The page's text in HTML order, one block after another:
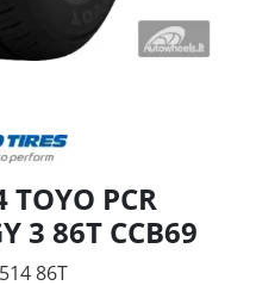
PCR
3 86T CCB69
86T